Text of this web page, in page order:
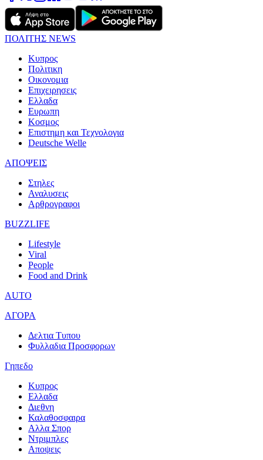
ΠΟΛΙΤΗΣ NEWS
Κυπρος
Πολιτικη
Οικονομια
Επιχειρησεις
Ελλαδα
Ευρωπη
Κοσμος
Επιστημη και Τεχνολογια
Deutsche Welle
ΑΠΟΨΕΙΣ
Στηλες
Αναλυσεις
Αρθρογραφοι
BUZZLIFE
Lifestyle
Viral
People
Food and Drink
AUTO
ΑΓΟΡΑ
Δελτια Τυπου
Φυλλαδια Προσφορων
Γηπεδο
Κυπρος
Ελλαδα
Διεθνη
Καλαθοσφαιρα
Αλλα Σπορ
Ντριμπλες
Αποψεις